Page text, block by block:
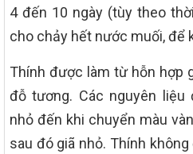
4 đến 10 ngày (tùy theo
cho chảy hết nước muối, để
Thính được làm từ hỗn hợp
đỗ tương. Các nguyên
nhỏ đến khi chuyển màu
sau đó giã nhỏ. Thính